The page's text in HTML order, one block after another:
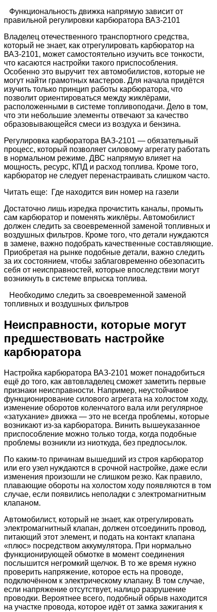
Функциональность движка напрямую зависит от
правильной регулировки карбюратора ВАЗ-2101
Владелец отечественного транспортного средства,
который не знает, как отрегулировать карбюратор на
ВАЗ-2101, может самостоятельно изучить все тонкости,
что касаются настройки такого приспособления.
Особенно это выручит тех автомобилистов, которые не
могут найти грамотных мастеров. Для начала придётся
изучить только принцип работы карбюратора, что
позволит ориентироваться между жиклёрами,
расположенными в системе топливоподачи. Дело в том,
что эти небольшие элементы отвечают за качество
образовывающейся смеси из воздуха и бензина.
Регулировка карбюратора ВАЗ-2101 — обязательный
процесс, который позволяет силовому агрегату работать
в нормальном режиме. ДВС напрямую влияет на
мощность, ресурс, КПД и расход топлива. Кроме того,
карбюратор не следует перенастраивать слишком часто.
Читать еще: Где находится вин номер на газели
Достаточно лишь изредка прочистить каналы, промыть
сам карбюратор и поменять жиклёры. Автомобилист
должен следить за своевременной заменой топливных и
воздушных фильтров. Кроме того, что детали нуждаются
в замене, важно подобрать качественные составляющие.
Приобретая на рынке подобные детали, важно следить
за их состоянием, чтобы заблаговременно обезопасить
себя от неисправностей, которые впоследствии могут
возникнуть в системе впрыска топлива.
Необходимо следить за своевременной заменой
топливных и воздушных фильтров
Неисправности, которые могут
предшествовать настройке
карбюратора
Настройка карбюратора ВАЗ-2101 может понадобиться
ещё до того, как автовладелец сможет заметить первые
признаки неисправности. Например, неустойчивое
функционирование силового агрегата на холостом ходу,
изменение оборотов коленчатого вала или регулярное
«затухание» движка — это не всегда проблемы, которые
возникают из-за карбюратора. Винить вышеуказанное
приспособление можно только тогда, когда подобные
проблемы возникли из ниоткуда, без предпосылок.
По каким-то причинам вышедший из строя карбюратор
или его узел нуждаются в срочной настройке, даже если
изменения произошли не слишком резко. Как правило,
плавающие обороты на холостом ходу появляются в том
случае, если появились неполадки с электромагнитным
клапаном.
Автомобилист, который не знает, как отрегулировать
электромагнитный клапан, должен отсоединить провод,
питающий этот элемент, и подать на контакт клапана
«плюс» посредством аккумулятора. При нормально
функционирующей обмотке в момент соединения
послышится негромкий щелчок. В то же время нужно
проверить напряжение, которое есть на проводе,
подключённом к электрическому клапану. В том случае,
если напряжение отсутствует, налицо разрушение
проводки. Вероятнее всего, подобный обрыв находится
на участке провода, которое идёт от замка зажигания к